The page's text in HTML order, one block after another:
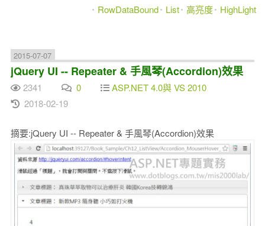
RowDataBound
List 高亮度 HighLight
2015-07-07
jQuery UI -- Repeater & 手風琴(Accordion)效果
2341 0
ASP.NET 4.0與 VS 2010
2018-02-19
摘要:jQuery UI -- Repeater & 手風琴(Accordion)效果